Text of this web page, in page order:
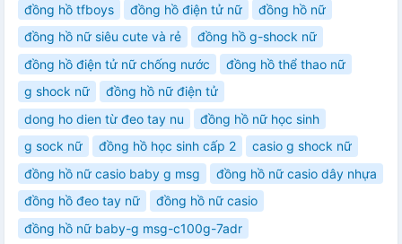
đồng hồ tfboys đồng hồ điện tử nữ
đồng hồ nữ
đồng hồ nữ siêu cute và rẻ
đồng hồ g-shock nữ
đồng hồ điện tử nữ chống nước
đồng hồ thể thao nữ
g shock nữ
đồng hồ nữ điện tử
dong ho dien từ đeo tay nu
đồng hồ nữ học sinh
g sock nữ
đồng hồ học sinh cấp 2
casio g shock nữ
đồng hồ nữ casio baby g msg
đồng hồ nữ casio dây nhựa
đồng hồ đeo tay nữ
đồng hồ nữ casio
đồng hồ nữ baby-g msg-c100g-7adr